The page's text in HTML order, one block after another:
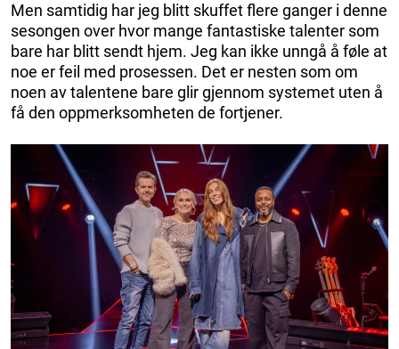
Men samtidig har jeg blitt skuffet flere ganger i denne
sesongen over hvor mange fantastiske talenter som
bare har blitt sendt hjem. Jeg kan ikke unngå å føle at
noe er feil med prosessen. Det er nesten som om
noen av talentene bare glir gjennom systemet uten å
få den oppmerksomheten de fortjener.